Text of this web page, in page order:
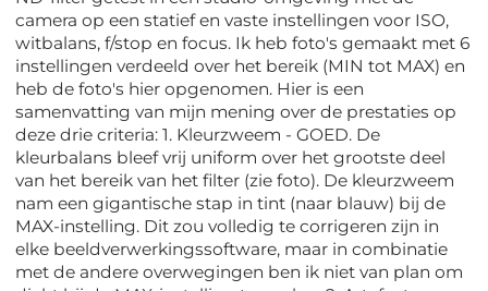
camera op een statief en vaste instellingen voor ISO,
witbalans, f/stop en focus. Ik heb foto's gemaakt met 6
instellingen verdeeld over het bereik (MIN tot MAX) en
heb de foto's hier opgenomen. Hier is een
samenvatting van mijn mening over de prestaties op
deze drie criteria: 1. Kleurzweem - GOED. De
kleurbalans bleef vrij uniform over het grootste deel
van het bereik van het filter (zie foto). De kleurzweem
nam een ​​gigantische stap in tint (naar blauw) bij de
MAX-instelling. Dit zou volledig te corrigeren zijn in
elke beeldverwerkingssoftware, maar in combinatie
met de andere overwegingen ben ik niet van plan om